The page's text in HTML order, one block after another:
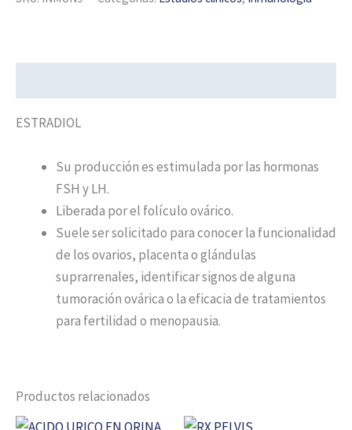
ESTRADIOL
Su producción es estimulada por las hormonas
FSH y LH.
Liberada por el folículo ovárico.
Suele ser solicitado para conocer la funcionalidad
de los ovarios, placenta o glándulas
suprarrenales, identificar signos de alguna
tumoración ovárica o la eficacia de tratamientos
para fertilidad o menopausia.
Productos relacionados